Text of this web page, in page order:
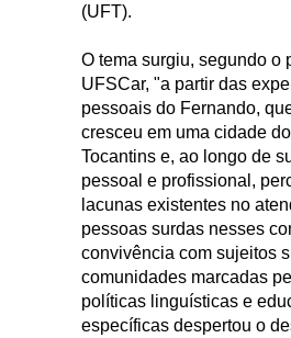
(UFT).
O tema surgiu, segundo o
UFSCar, "a partir das
pessoais do Fernando,
cresceu em uma cidade
Tocantins e, ao longo de
pessoal e profissional,
lacunas existentes no
pessoas surdas nesses
convivência com sujeitos
comunidades marcadas
políticas linguísticas e
específicas despertou o